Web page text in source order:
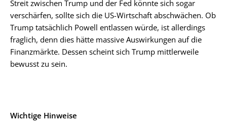
Streit zwischen Trump und der Fed könnte sich sogar
verschärfen, sollte sich die US-Wirtschaft abschwächen. Ob
Trump tatsächlich Powell entlassen würde, ist allerdings
fraglich, denn dies hätte massive Auswirkungen auf die
Finanzmärkte. Dessen scheint sich Trump mittlerweile
bewusst zu sein.
Wichtige Hinweise